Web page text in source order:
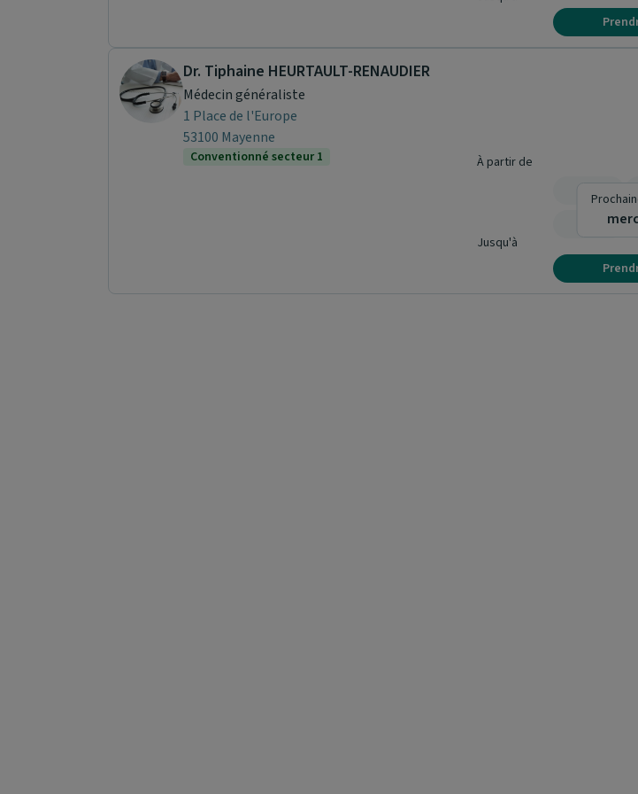
Dr. Tiphaine HEURTAULT-RENAUDIER
Médecin généraliste
1 Place de l'Europe
53100 Mayenne
Conventionné secteur 1 À partir de
Jusqu'à